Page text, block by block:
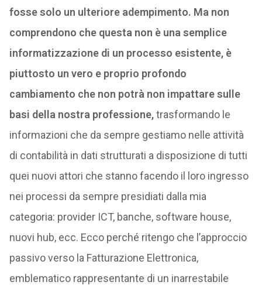
fosse solo un ulteriore adempimento. Ma non
comprendono che questa non è una semplice
informatizzazione di un processo esistente, è
piuttosto un vero e proprio profondo
cambiamento che non potrà non impattare sulle
basi della nostra professione,trasformando le
informazioni che da sempre gestiamo nelle attività
di contabilità in dati strutturati a disposizione di tutti
quei nuovi attori che stanno facendo il loro ingresso
nei processi da sempre presidiati dalla mia
categoria: provider ICT, banche, software house,
nuovi hub, ecc. Ecco perché ritengo che l’approccio
passivo verso la Fatturazione Elettronica,
emblematico rappresentante di un inarrestabile